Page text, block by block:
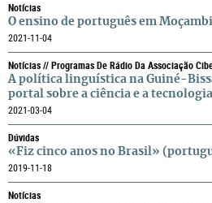
Notícias
O ensino de português em
2021-11-04
Notícias // Programas De Rádio Da Associação
A política linguística na Guiné-
portal sobre a ciência e a
2021-03-04
Dúvidas
«Fiz cinco anos no Brasil»
2019-11-18
Notícias